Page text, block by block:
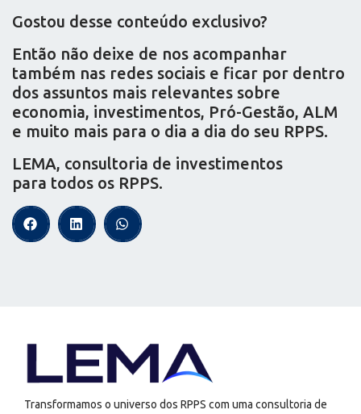
Gostou desse conteúdo exclusivo?
Então não deixe de nos acompanhar
também nas redes sociais e ficar por dentro
dos assuntos mais relevantes sobre
economia, investimentos, Pró-Gestão, ALM
e muito mais para o dia a dia do seu RPPS.
LEMA, consultoria de investimentos
para todos os RPPS.
Transformamos o universo dos RPPS com uma consultoria de